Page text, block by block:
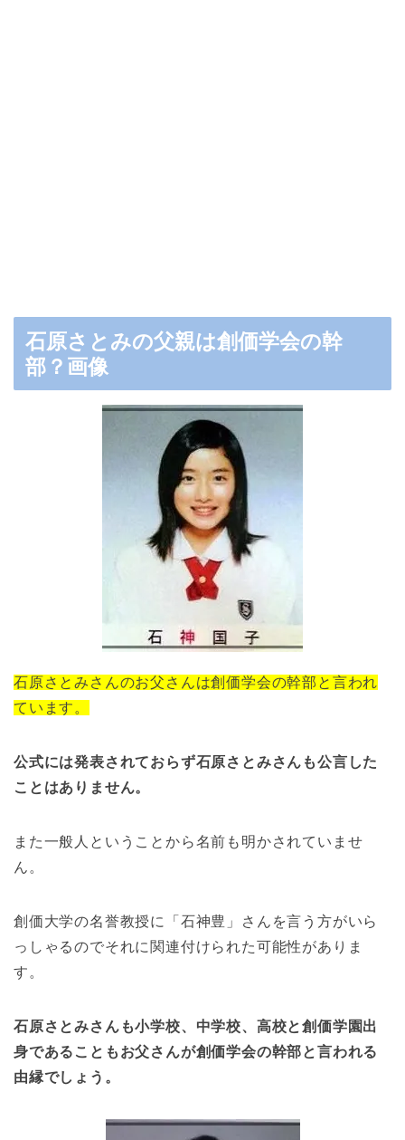
石原さとみの父親は創価学会の幹
部？画像
石原さとみさんのお父さんは創価学会の幹部と言われ
ています。
公式には発表されておらず石原さとみさんも公言した
ことはありません。
また一般人ということから名前も明かされていませ
ん。
創価大学の名誉教授に「石神豊」さんを言う方がいら
っしゃるのでそれに関連付けられた可能性がありま
す。
石原さとみさんも小学校、中学校、高校と創価学園出
身であることもお父さんが創価学会の幹部と言われる
由縁でしょう。